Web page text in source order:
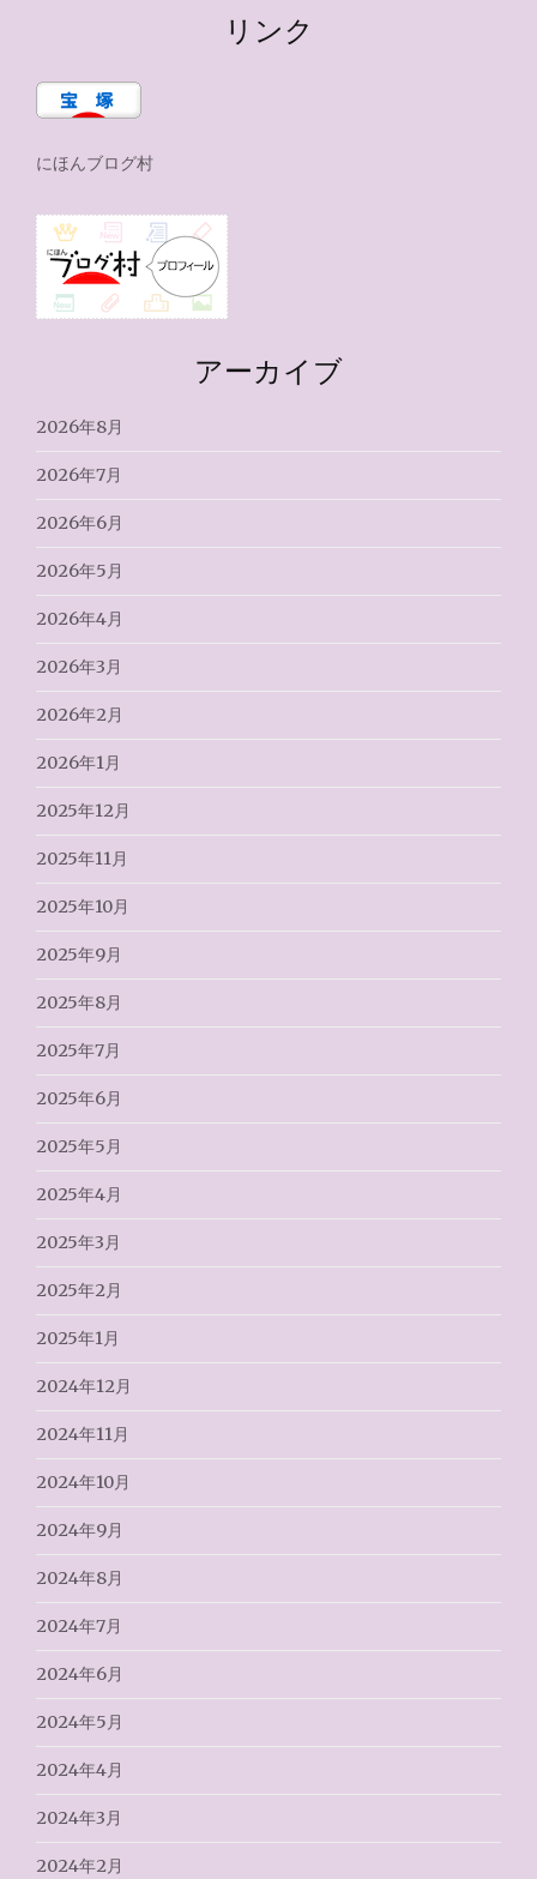
リンク
にほんブログ村
アーカイブ
2026年8月
2026年7月
2026年6月
2026年5月
2026年4月
2026年3月
2026年2月
2026年1月
2025年12月
2025年11月
2025年10月
2025年9月
2025年8月
2025年7月
2025年6月
2025年5月
2025年4月
2025年3月
2025年2月
2025年1月
2024年12月
2024年11月
2024年10月
2024年9月
2024年8月
2024年7月
2024年6月
2024年5月
2024年4月
2024年3月
2024年2月